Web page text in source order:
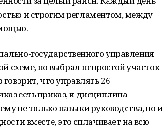
и строгим регламентом, между
государственного управления
схеме, но выбрал непростой участок
что управлять 26
есть приказ, и дисциплина
не только навыки руководства, но и
вместе, это сплачивает на всю